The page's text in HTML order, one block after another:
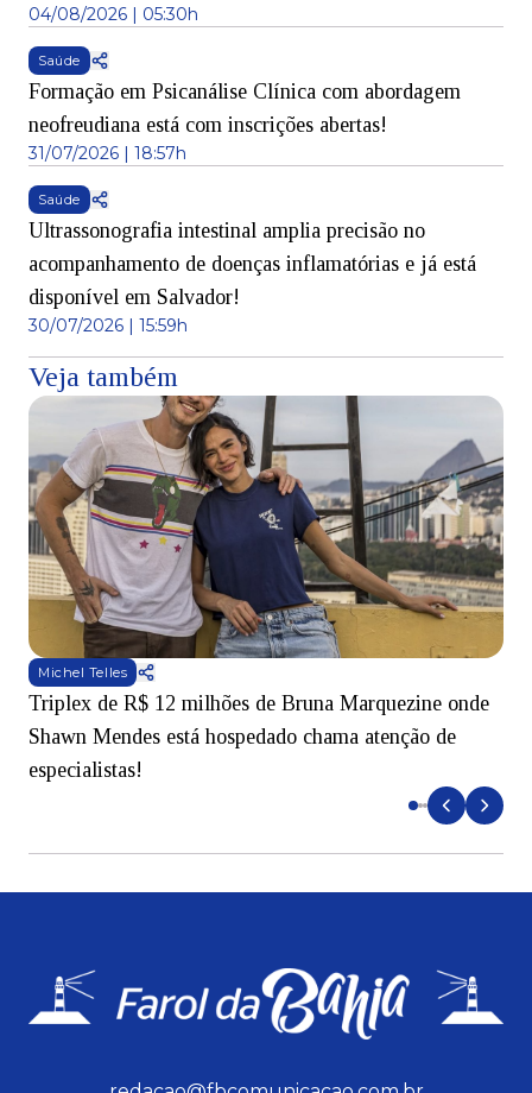
04/08/2026 | 05:30h
Saúde
Formação em Psicanálise Clínica com abordagem
neofreudiana está com inscrições abertas!
31/07/2026 | 18:57h
Saúde
Ultrassonografia intestinal amplia precisão no
acompanhamento de doenças inflamatórias e já está
disponível em Salvador!
30/07/2026 | 15:59h
Veja também
Michel Telles
Triplex de R$ 12 milhões de Bruna Marquezine onde
Shawn Mendes está hospedado chama atenção de
especialistas!